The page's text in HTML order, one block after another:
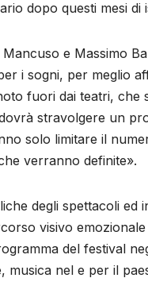
dopo questi mesi
e Massimo
i sogni, per meglio
fuori dai teatri, che
stravolgere un
solo limitare il
verranno definite».
degli spettacoli
visivo
del festival
nel e per il